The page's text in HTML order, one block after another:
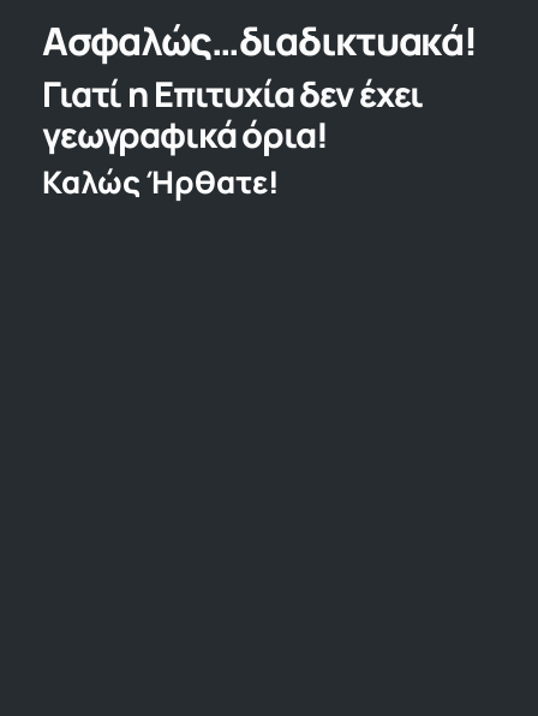
Ασφαλώς…διαδικτυακά!
Γιατί η Επιτυχία δεν έχει
γεωγραφικά όρια!
Καλώς Ήρθατε!